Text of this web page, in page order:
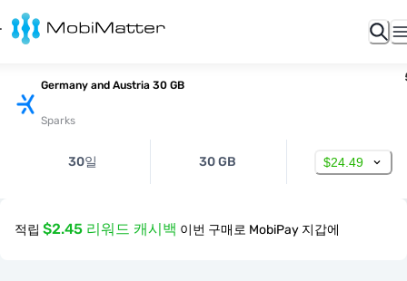
Germany and Austria 30 GB
Sparks
30일 30 GB $24.49
적립 $2.45 리워드 캐시백 이번 구매로 MobiPay 지갑에